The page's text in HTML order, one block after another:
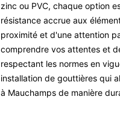
zinc ou PVC, chaque option
résistance accrue aux
proximité et d'une attention
comprendre vos attentes et
respectant les normes en
installation de gouttières qui
à Mauchamps de manière